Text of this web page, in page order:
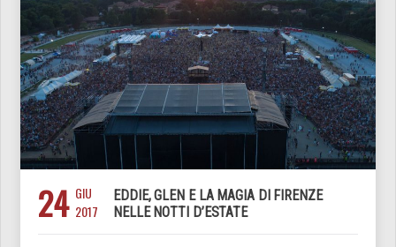
24 GIU
2017
EDDIE, GLEN E LA MAGIA DI FIRENZE
NELLE NOTTI D’ESTATE